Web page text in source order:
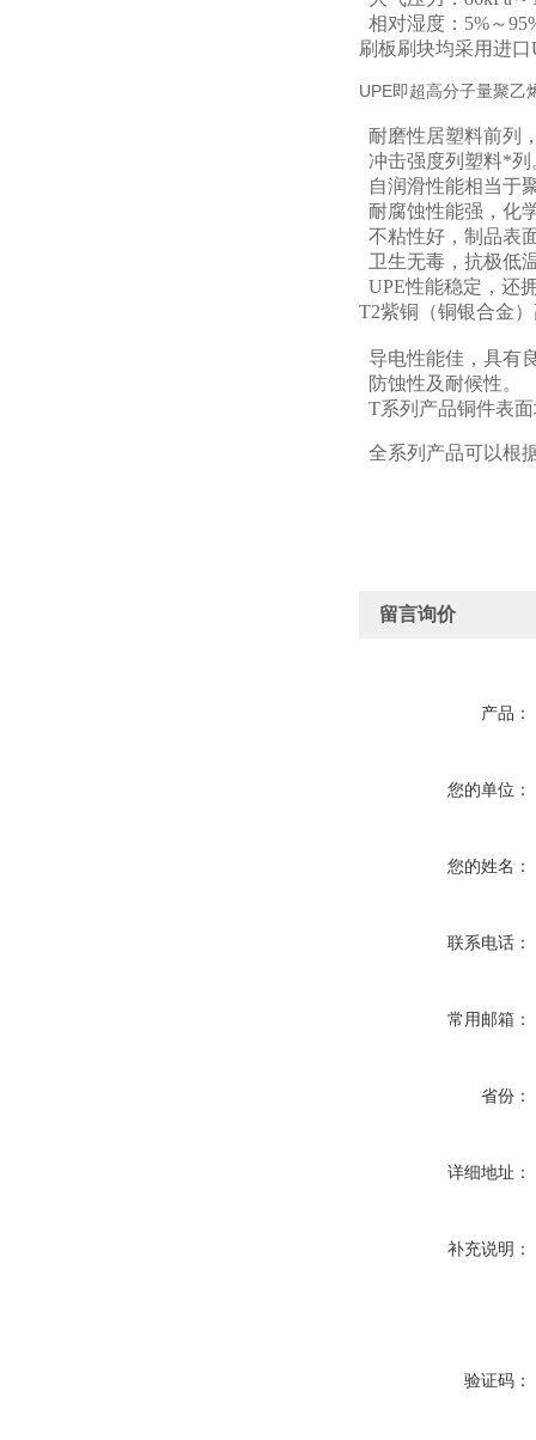
相对湿度：5%～
刷板刷块均采用进
UPE即超高分子量聚乙
耐磨性居塑料前列
冲击强度列塑料*列
自润滑性能相当于
耐腐蚀性能强，化
不粘性好，制品表
卫生无毒，抗极低
UPE性能稳定，还
T2紫铜（铜银合金
导电性能佳，具有
防蚀性及耐候性。
T系列产品铜件表
全系列产品可以根
留言询价
产品：
您的单位：
您的姓名：
联系电话：
常用邮箱：
省份：
详细地址：
补充说明：
验证码：